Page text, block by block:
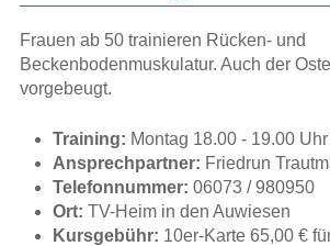
Frauen ab 50 trainieren Rücken- und
Beckenbodenmuskulatur. Auch der
vorgebeugt.
Training: Montag 18.00 - 19.00 Uhr
Ansprechpartner: Friedrun
Telefonnummer: 06073 / 980950
Ort: TV-Heim in den Auwiesen
Kursgebühr: 10er-Karte 65,00 €